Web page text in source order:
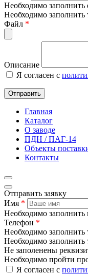
Необходимо заполнить
Необходимо заполнить
Файл *
Описание
Я согласен с
Отправить
Главная
Каталог
О заводе
ПДН / ПАГ-14
Объекты
Контакты
Отправить заявку
Имя *
Необходимо заполнить
Телефон *
Необходимо заполнить
Необходимо заполнить
Не заполенены
Необходимо пройти
Я согласен с